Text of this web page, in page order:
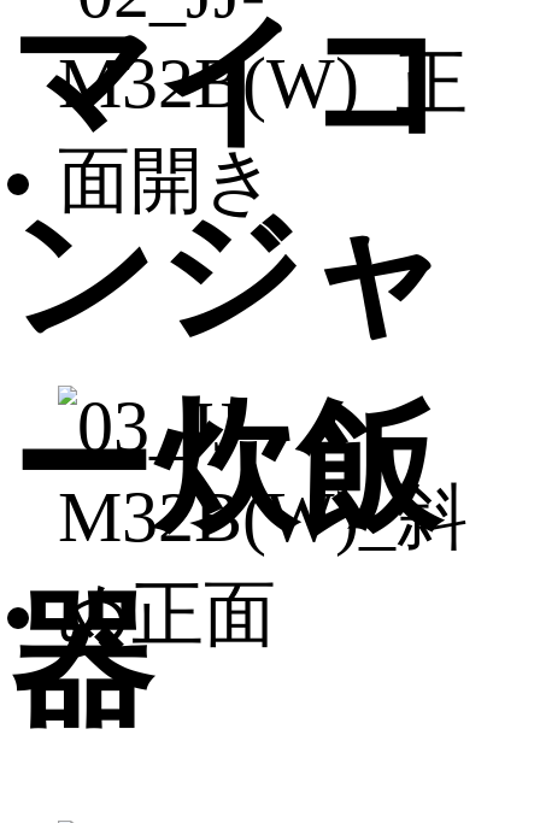
マイコ
ンジャ
ー炊飯
器